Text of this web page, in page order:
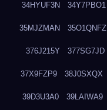
34HYUF3N 34Y7PBO1
35MJZMAN 35O1QNFZ
376J215Y 377SG7JD
37X9FZP9 38J0SXQX
39D3U3A0 39LAIWA9